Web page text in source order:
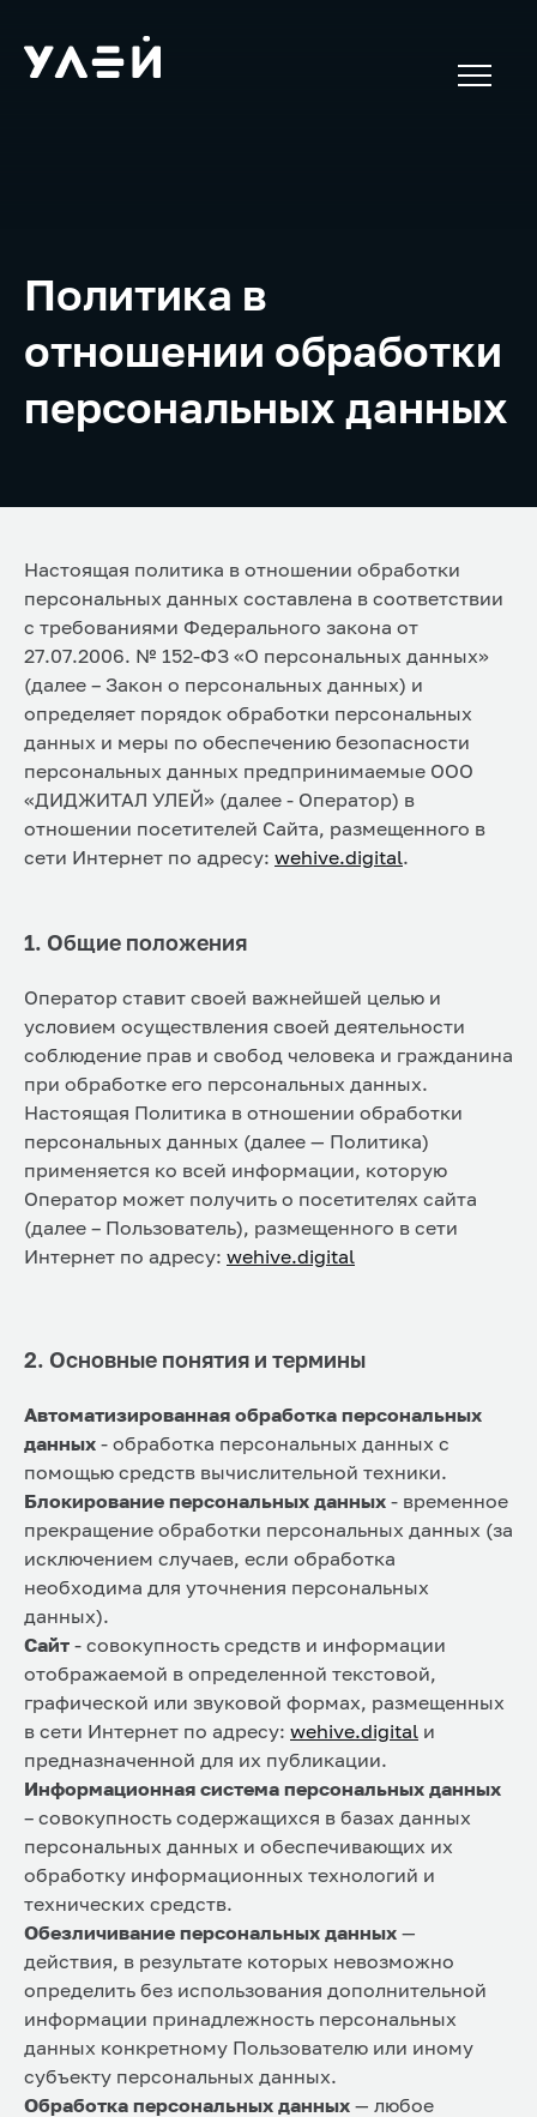
Политика в
отношении обработки
персональных данных
Настоящая политика в отношении обработки
персональных данных составлена в соответствии
с требованиями Федерального закона от
27.07.2006. № 152-ФЗ «О персональных данных»
(далее – Закон о персональных данных) и
определяет порядок обработки персональных
данных и меры по обеспечению безопасности
персональных данных предпринимаемые ООО
«ДИДЖИТАЛ УЛЕЙ» (далее - Оператор) в
отношении посетителей Сайта, размещенного в
сети Интернет по адресу: wehive.digital.
1. Общие положения
Оператор ставит своей важнейшей целью и
условием осуществления своей деятельности
соблюдение прав и свобод человека и гражданина
при обработке его персональных данных.
Настоящая Политика в отношении обработки
персональных данных (далее — Политика)
применяется ко всей информации, которую
Оператор может получить о посетителях сайта
(далее – Пользователь), размещенного в сети
Интернет по адресу: wehive.digital
2. Основные понятия и термины
Автоматизированная обработка персональных
данных - обработка персональных данных с
помощью средств вычислительной техники.
Блокирование персональных данных - временное
прекращение обработки персональных данных (за
исключением случаев, если обработка
необходима для уточнения персональных
данных).
Сайт - совокупность средств и информации
отображаемой в определенной текстовой,
графической или звуковой формах, размещенных
в сети Интернет по адресу: wehive.digital и
предназначенной для их публикации.
Информационная система персональных данных
– совокупность содержащихся в базах данных
персональных данных и обеспечивающих их
обработку информационных технологий и
технических средств.
Обезличивание персональных данных —
действия, в результате которых невозможно
определить без использования дополнительной
информации принадлежность персональных
данных конкретному Пользователю или иному
субъекту персональных данных.
Обработка персональных данных — любое